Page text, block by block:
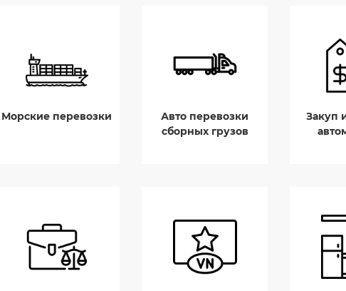
Морские перевозки
Авто перевозки
сборных грузов
Закуп